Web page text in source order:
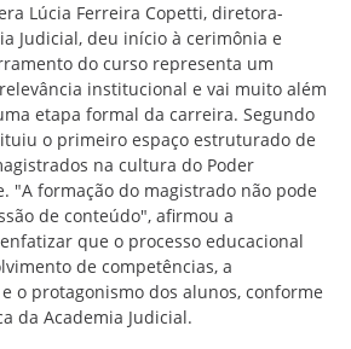
Lúcia Ferreira Copetti, diretora-
Judicial, deu início à cerimônia e
do curso representa um
institucional e vai muito além
etapa formal da carreira. Segundo
o primeiro espaço estruturado de
na cultura do Poder
"A formação do magistrado não pode
de conteúdo", afirmou a
que o processo educacional
de competências, a
o protagonismo dos alunos, conforme
da Academia Judicial.